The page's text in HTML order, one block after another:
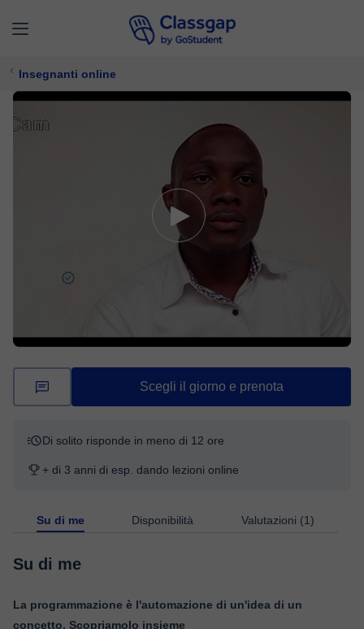
Insegnanti online
Offre prova gratuita 16 €/lezione
Scegli il giorno e prenota
Di solito risponde in meno di 12 ore
+ di 3 anni di esp. dando lezioni online
Su di me Disponibilità Valutazioni (1)
Su di me
La programmazione è l'automazione di un'idea di un
concetto. Scopriamolo insieme